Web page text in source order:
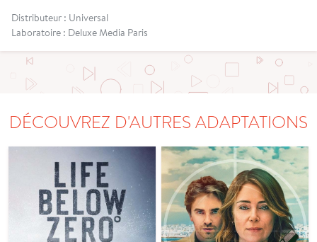
Distributeur : Universal
Laboratoire : Deluxe Media Paris
DÉCOUVREZ D'AUTRES ADAPTATIONS